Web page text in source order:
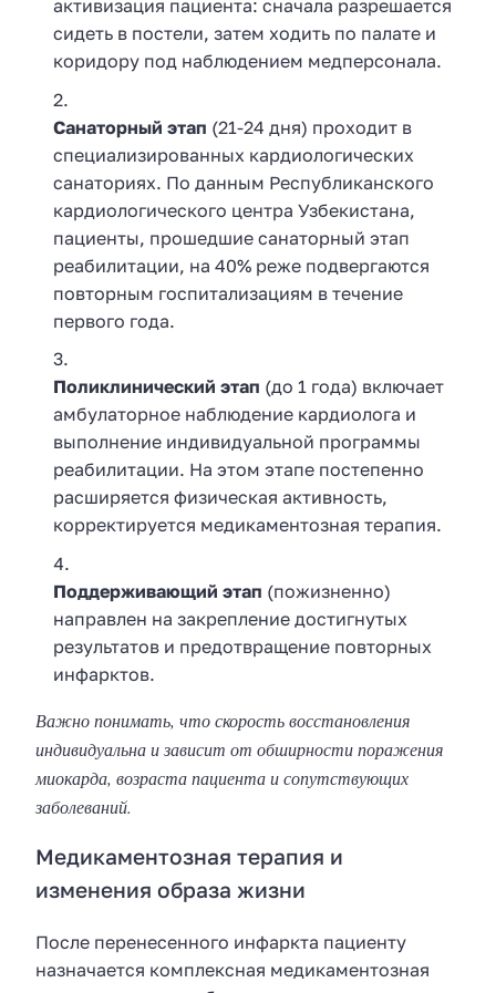
активизация пациента: сначала разрешается
сидеть в постели, затем ходить по палате и
коридору под наблюдением медперсонала.
Санаторный этап (21-24 дня) проходит в
специализированных кардиологических
санаториях. По данным Республиканского
кардиологического центра Узбекистана,
пациенты, прошедшие санаторный этап
реабилитации, на 40% реже подвергаются
повторным госпитализациям в течение
первого года.
Поликлинический этап (до 1 года) включает
амбулаторное наблюдение кардиолога и
выполнение индивидуальной программы
реабилитации. На этом этапе постепенно
расширяется физическая активность,
корректируется медикаментозная терапия.
Поддерживающий этап (пожизненно)
направлен на закрепление достигнутых
результатов и предотвращение повторных
инфарктов.
Важно понимать, что скорость восстановления
индивидуальна и зависит от обширности поражения
миокарда, возраста пациента и сопутствующих
заболеваний.
Медикаментозная терапия и
изменения образа жизни
После перенесенного инфаркта пациенту
назначается комплексная медикаментозная